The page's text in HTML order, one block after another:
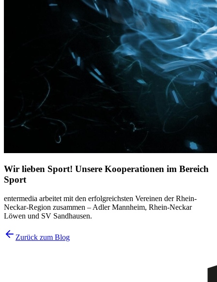
Wir lieben Sport! Unsere Kooperationen im Bereich
Sport
entermedia arbeitet mit den erfolgreichsten Vereinen der Rhein-
Neckar-Region zusammen – Adler Mannheim, Rhein-Neckar
Löwen und SV Sandhausen.
Zurück zum Blog